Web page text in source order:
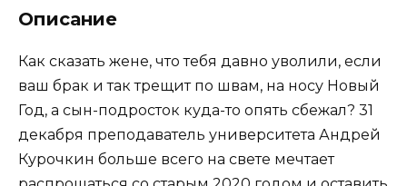
Описание
Как сказать жене, что тебя давно уволили, если
ваш брак и так трещит по швам, на носу Новый
Год, а сын-подросток куда-то опять сбежал? 31
декабря преподаватель университета Андрей
Курочкин больше всего на свете мечтает